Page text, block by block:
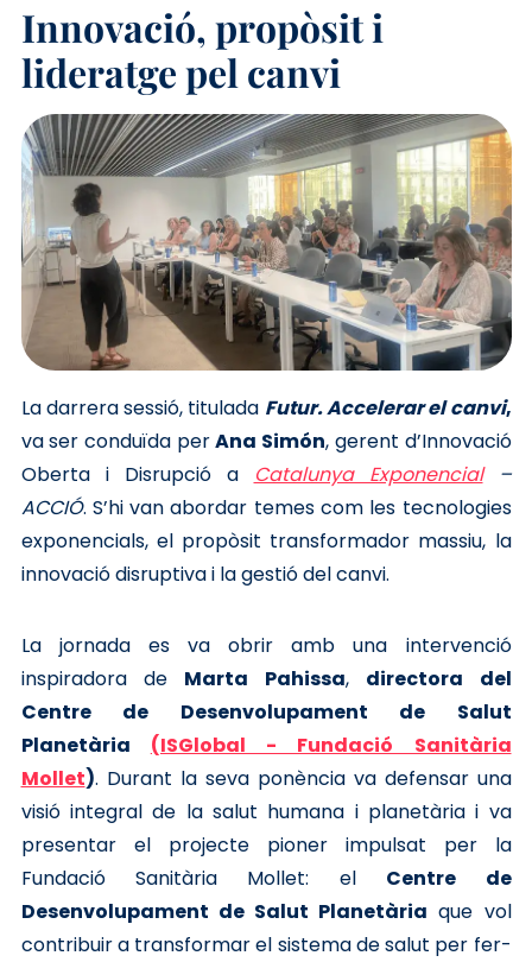
Innovació, propòsit i
lideratge pel canvi
La darrera sessió, titulada Futur. Accelerar el canvi,
va ser conduïda perAna Simón, gerent d’Innovació
Oberta i Disrupció a
Catalunya Exponencial–
ACCIÓ. S’hi van abordar temes com les tecnologies
exponencials, el propòsit transformador massiu, la
innovació disruptiva i la gestió del canvi.
La jornada es va obrir amb una intervenció
inspiradora de Marta Pahissa, directora del
Centre de Desenvolupament de Salut
Planetària (ISGlobal - Fundació Sanitària
Mollet). Durant la seva ponència va defensar una
visió integral de la salut humana i planetària i va
presentar el projecte pioner impulsat per la
Fundació Sanitària Mollet: el Centre de
Desenvolupament de Salut Planetària que vol
contribuir a transformar el sistema de salut per fer-